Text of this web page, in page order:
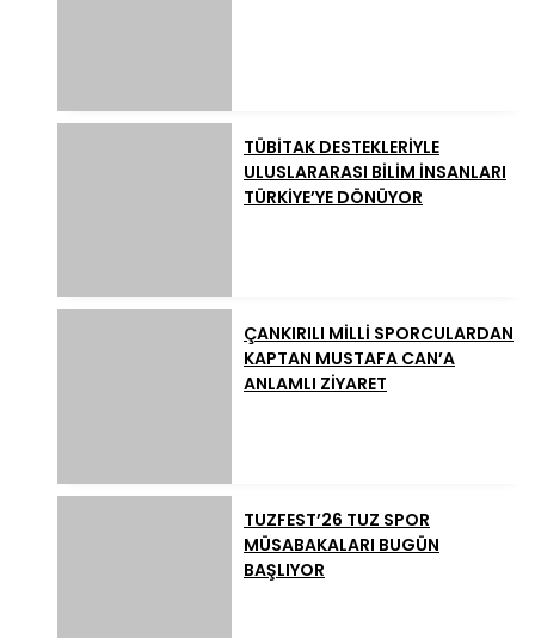
TÜBİTAK DESTEKLERİYLE
ULUSLARARASI BİLİM İNSANLARI
TÜRKİYE’YE DÖNÜYOR
ÇANKIRILI MİLLİ SPORCULARDAN
KAPTAN MUSTAFA CAN’A
ANLAMLI ZİYARET
TUZFEST’26 TUZ SPOR
MÜSABAKALARI BUGÜN
BAŞLIYOR